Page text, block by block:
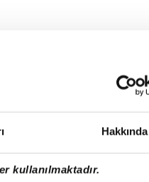
Hakkında
kullanılmaktadır.